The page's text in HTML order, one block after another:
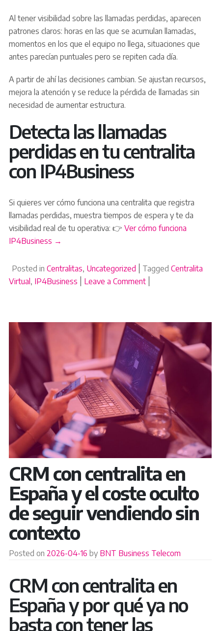
Al tener visibilidad sobre las llamadas perdidas, aparecen
patrones claros: horas en las que se acumulan llamadas,
momentos en los que el equipo no llega, situaciones que
antes parecían puntuales pero se repiten cada día.
A partir de ahí las decisiones cambian. Se ajustan recursos,
mejora la atención y se reduce la pérdida de llamadas sin
necesidad de aumentar estructura.
Detecta las llamadas
perdidas en tu centralita
con IP4Business
Si quieres ver cómo funciona una centralita que registra
llamadas perdidas, muestra tiempos de espera y te da
visibilidad real de tu operativa: 👉 Ver cómo funciona
IP4Business →
Posted in Centralitas, Uncategorized Tagged Centralita
Virtual , IP4Business Leave a Commenton Cómo detectar
CRM con centralita en
España y el coste oculto
de seguir vendiendo sin
contexto
Posted on 2026-04-16 by BNT Business Telecom
CRM con centralita en
España y por qué ya no
basta con tener las